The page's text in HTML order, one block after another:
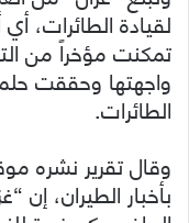
لقيادة الطائرات،
تمكنت مؤخراً من
واجهتها وحققت
الطائرات.
وقال تقرير نشره
بأخبار الطيران، إن